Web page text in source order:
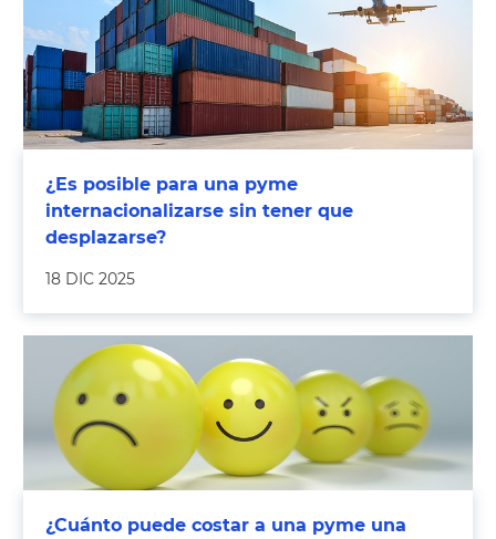
¿Es posible para una pyme
internacionalizarse sin tener que
desplazarse?
18 DIC 2025
¿Cuánto puede costar a una pyme una